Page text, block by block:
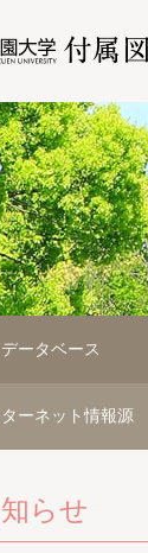
データベース
ーネット情報源
らせ